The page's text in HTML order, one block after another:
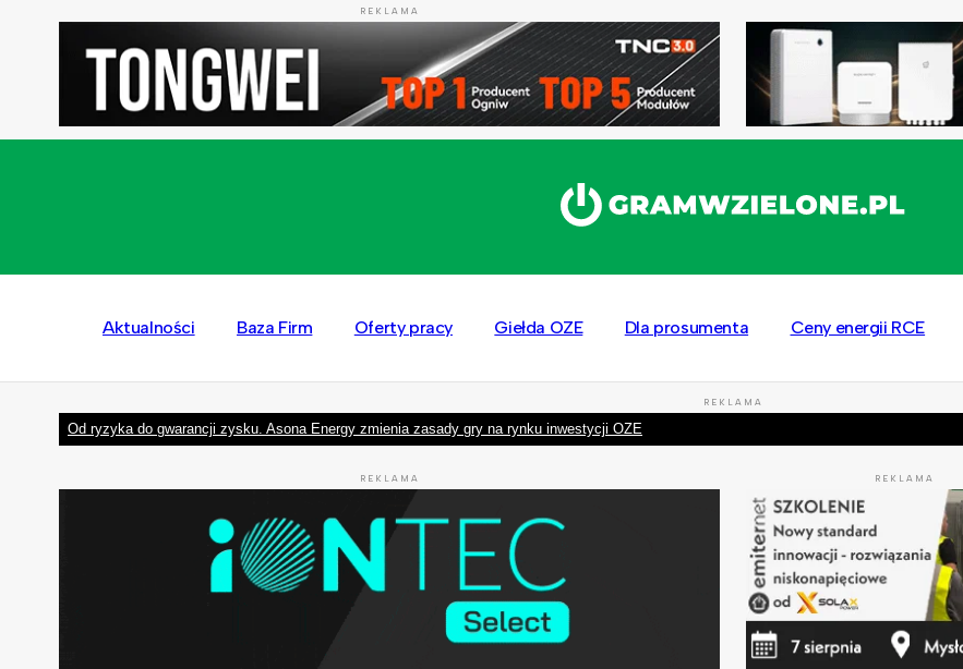
REKLAMA
Aktualności Baza Firm Oferty pracy Giełda OZE Dla prosumenta Ceny energii RCE
REKLAMA
Od ryzyka do gwarancji zysku. Asona Energy zmienia zasady gry na rynku inwestycji OZE
REKLAMA REKLAMA